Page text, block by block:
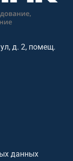
д. 2, помещ.
данных